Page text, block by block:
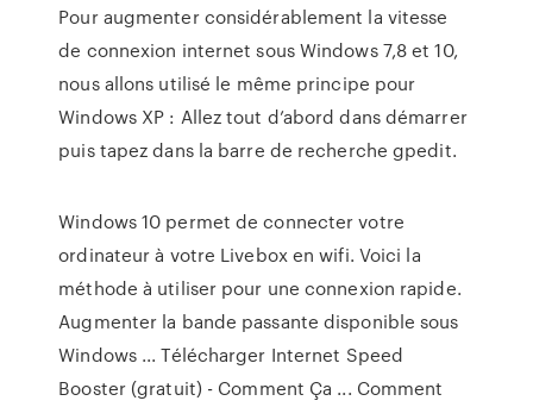
Pour augmenter considérablement la vitesse
de connexion internet sous Windows 7,8 et 10,
nous allons utilisé le même principe pour
Windows XP : Allez tout d’abord dans démarrer
puis tapez dans la barre de recherche gpedit.
Windows 10 permet de connecter votre
ordinateur à votre Livebox en wifi. Voici la
méthode à utiliser pour une connexion rapide.
Augmenter la bande passante disponible sous
Windows ... Télécharger Internet Speed
Booster (gratuit) - Comment Ça ... Comment